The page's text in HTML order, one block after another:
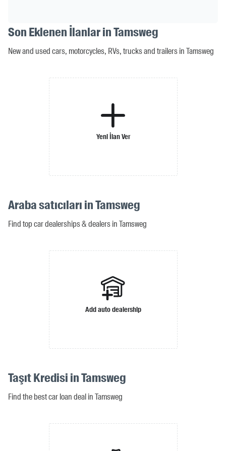
Son Eklenen İlanlar in Tamsweg
New and used cars, motorcycles, RVs, trucks and trailers in Tamsweg
Yeni İlan Ver
Araba satıcıları in Tamsweg
Find top car dealerships & dealers in Tamsweg
Add auto dealership
Taşıt Kredisi in Tamsweg
Find the best car loan deal in Tamsweg